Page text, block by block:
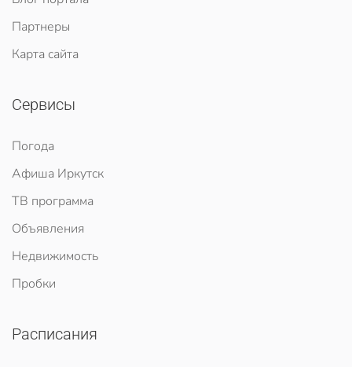
Партнеры
Карта сайта
Сервисы
Погода
Афиша Иркутск
ТВ программа
Объявления
Недвижимость
Пробки
Расписания